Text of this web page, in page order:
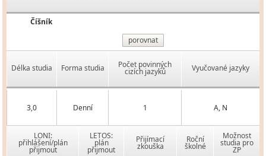
Číšník
porovnat
Délka studia Forma studia Počet povinných
cizích jazyků Vyučované jazyky
3,0 Denní 1 A, N
LONI:
přihlášení/plán
přijmout
LETOS:
plán
přijmout
Přijímací
zkouška
Roční
školné
Možnost
studia pro
ZP